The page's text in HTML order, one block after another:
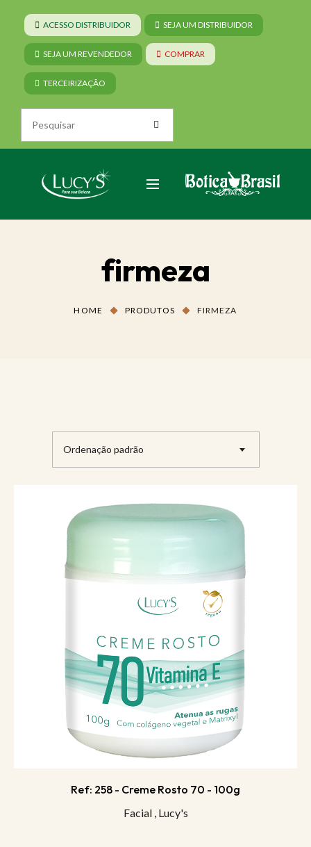
ACESSO DISTRIBUIDOR SEJA UM DISTRIBUIDOR
SEJA UM REVENDEDOR COMPRAR
TERCEIRIZAÇÃO
firmeza
HOME PRODUTOS FIRMEZA
Ordenação padrão
Ref: 258 - Creme Rosto 70 - 100g
Facial , Lucy's